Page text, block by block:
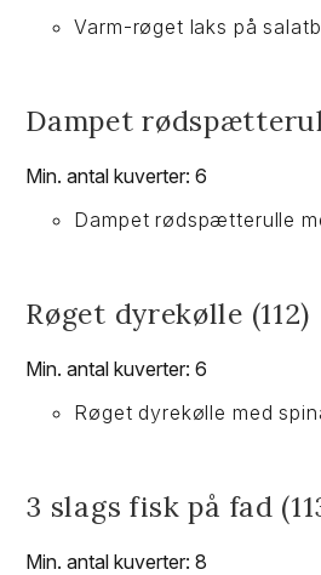
Varm-røget laks på
Dampet
Min. antal kuverter: 6
Dampet rødspætterulle
Røget dyrekølle (112)
Min. antal kuverter: 6
Røget dyrekølle med
3 slags fisk på fad
Min. antal kuverter: 8